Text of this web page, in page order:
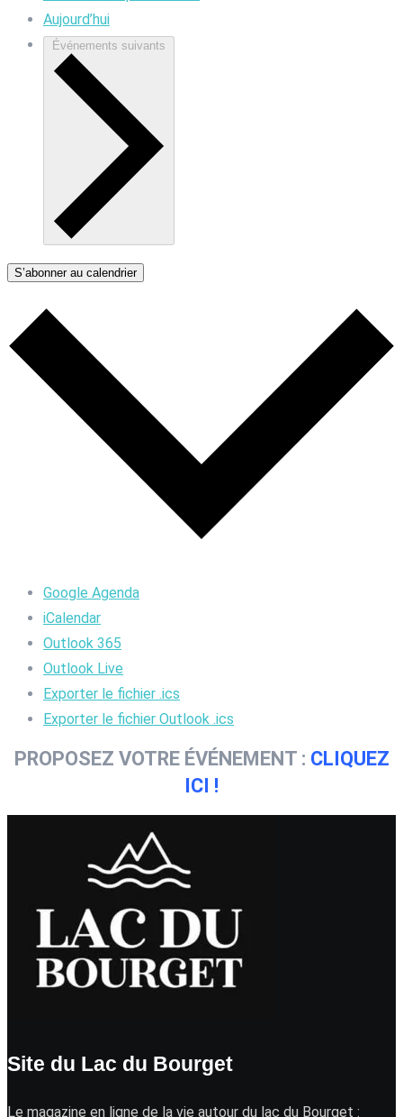
Aujourd’hui
Événements suivants
S’abonner au calendrier
Google Agenda
iCalendar
Outlook 365
Outlook Live
Exporter le fichier .ics
Exporter le fichier Outlook .ics
PROPOSEZ VOTRE ÉVÉNEMENT : CLIQUEZ
ICI !
Site du Lac du Bourget
Le magazine en ligne de la vie autour du lac du Bourget :